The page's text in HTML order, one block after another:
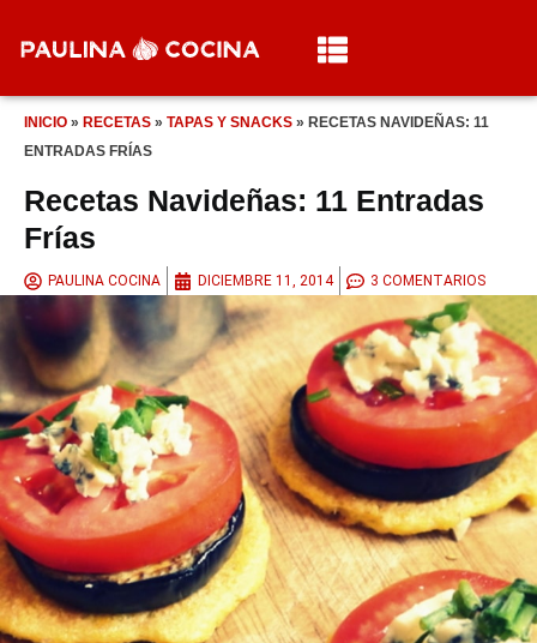
INICIO » RECETAS » TAPAS Y SNACKS » RECETAS NAVIDEÑAS: 11
ENTRADAS FRÍAS
Recetas Navideñas: 11 Entradas
Frías
PAULINA COCINA DICIEMBRE 11, 2014 3 COMENTARIOS